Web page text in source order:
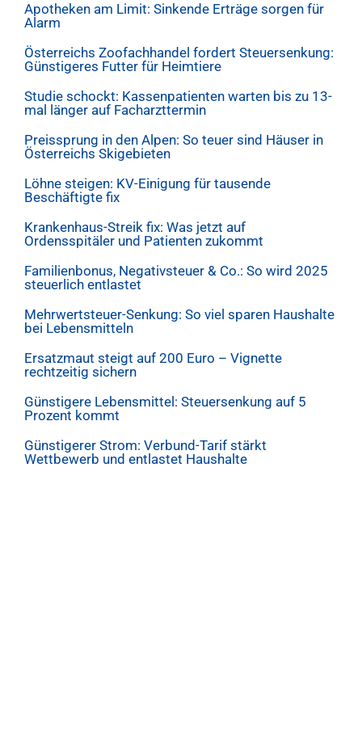
Apotheken am Limit: Sinkende Erträge sorgen für
Alarm
Österreichs Zoofachhandel fordert Steuersenkung:
Günstigeres Futter für Heimtiere
Studie schockt: Kassenpatienten warten bis zu 13-
mal länger auf Facharzttermin
Preissprung in den Alpen: So teuer sind Häuser in
Österreichs Skigebieten
Löhne steigen: KV-Einigung für tausende
Beschäftigte fix
Krankenhaus-Streik fix: Was jetzt auf
Ordensspitäler und Patienten zukommt
Familienbonus, Negativsteuer & Co.: So wird 2025
steuerlich entlastet
Mehrwertsteuer-Senkung: So viel sparen Haushalte
bei Lebensmitteln
Ersatzmaut steigt auf 200 Euro – Vignette
rechtzeitig sichern
Günstigere Lebensmittel: Steuersenkung auf 5
Prozent kommt
Günstigerer Strom: Verbund-Tarif stärkt
Wettbewerb und entlastet Haushalte